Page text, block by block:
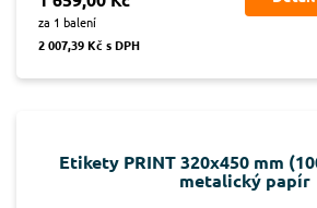
za 1 balení
2 007,39 Kč s DPH
Etikety PRINT 320x450 mm
metalický papír